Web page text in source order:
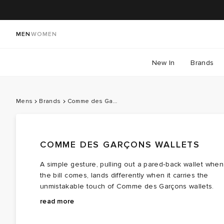
MEN WOMEN
New In Brands
Mens Brands Comme des Garçons Wallets
COMME DES GARÇONS WALLETS
A simple gesture, pulling out a pared‑back wallet when
the bill comes, lands differently when it carries the
unmistakable touch of Comme des Garçons wallets.
This is the Japanese brand’s dedicated
You’ll notice the signature red straight away, that bold
read more